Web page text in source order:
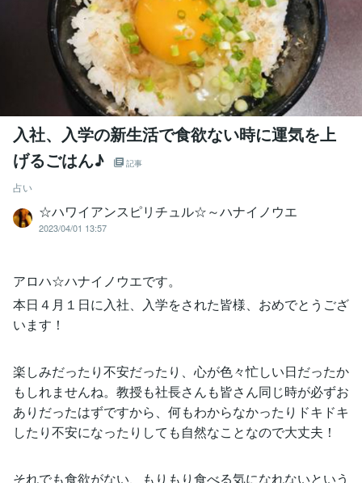
入社、入学の新生活で食欲ない時に運気を上
げるごはん♪
記事
占い
☆ハワイアンスピリチュル☆～ハナイノウエ
2023/04/01 13:57
アロハ☆ハナイノウエです。
本日４月１日に入社、入学をされた皆様、おめでとうござ
います！
楽しみだったり不安だったり、心が色々忙しい日だったか
もしれませんね。教授も社長さんも皆さん同じ時が必ずお
ありだったはずですから、何もわからなかったりドキドキ
したり不安になったりしても自然なことなので大丈夫！
それでも食欲がない、もりもり食べる気になれないという